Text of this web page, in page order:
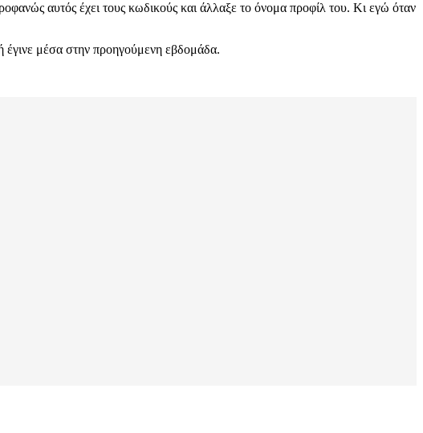
αυτός έχει τους κωδικούς και άλλαξε το όνομα προφίλ του. Κι εγώ όταν
έγινε μέσα στην προηγούμενη εβδομάδα.